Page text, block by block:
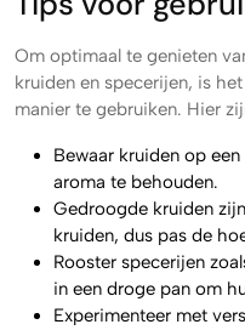
Om optimaal te genieten
kruiden en specerijen, is
manier te gebruiken. Hier
Bewaar kruiden op
aroma te behouden.
Gedroogde kruiden
kruiden, dus pas de
Rooster specerijen
in een droge pan om
Experimenteer met